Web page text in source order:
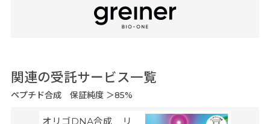
関連の受託サービス一覧
ペプチド合成 保証純度 ＞85%
オリゴDNA合成 リ